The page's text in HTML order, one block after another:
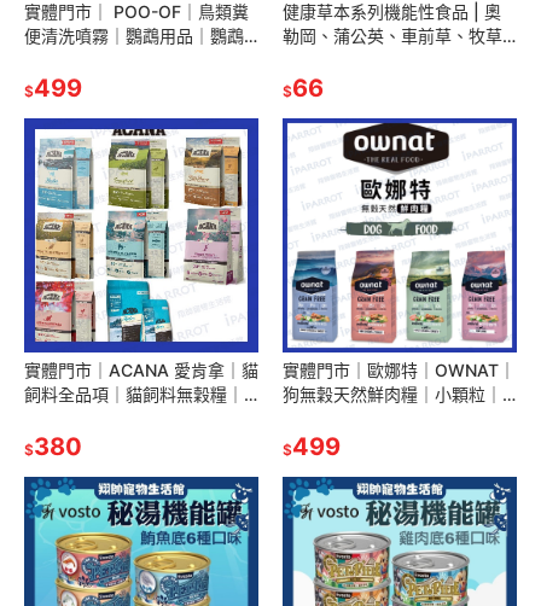
實體門市｜ POO-OF｜鳥類糞
便清洗噴霧｜鸚鵡用品｜鸚鵡
物生活館｜AAA
$499
健康草本系列機能性食品 | 奧
勒岡、蒲公英、車前草、牧草
帥寵物生活館
$66
實體門市｜ACANA 愛肯拿｜貓
飼料全品項｜貓飼料無穀糧｜
貓飼料｜貓糧｜翔帥寵物生活
$380
實體門市｜歐娜特｜OWNAT｜
狗無穀天然鮮肉糧｜小顆粒｜
熟齡犬｜鮮肉糧｜全齡犬｜翔
$499